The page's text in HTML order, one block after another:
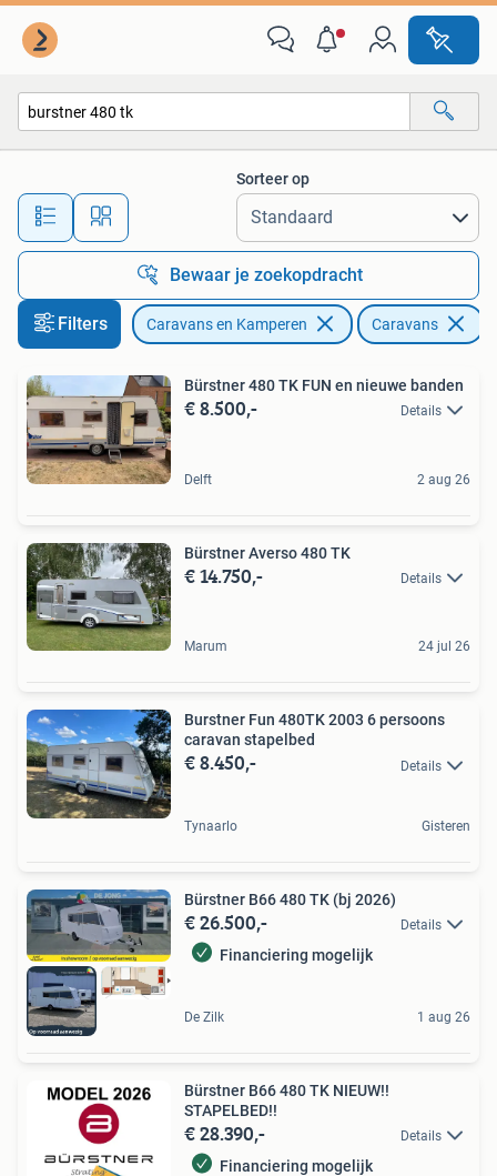
Alle afstanden…
Sorteer op
Bewaar je zoekopdracht
Filters Caravans en Kamperen Caravans
Bürstner 480 TK FUN en nieuwe banden
€ 8.500,- Details
Delft 2 aug 26
Bürstner Averso 480 TK
€ 14.750,- Details
Marum 24 jul 26
Burstner Fun 480TK 2003 6 persoons
caravan stapelbed
€ 8.450,- Details
Tynaarlo Gisteren
Bürstner B66 480 TK (bj 2026)
€ 26.500,- Details
Financiering mogelijk
De Zilk 1 aug 26
Bürstner B66 480 TK NIEUW!!
STAPELBED!!
€ 28.390,- Details
Financiering mogelijk